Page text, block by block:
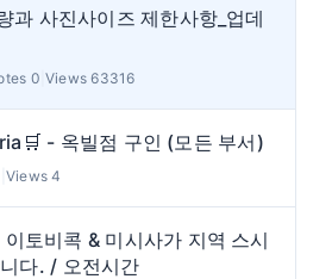
과 사진사이즈 제한사항_업데
0 |Views 63316
- 옥빌점 구인 (모든 부서)
Views 4
토비콕 & 미시사가 지역 스시
다. / 오전시간